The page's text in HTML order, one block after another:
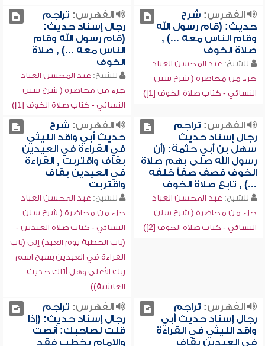
الفهرس: شرح
حديث: (قام رسول الله
وقام الناس معه ...) ,
صلاة الخوف
للشيخ: عبد المحسن العباد
جزء من محاضرة ( شرح سنن
النسائي - كتاب صلاة الخوف [1])
الفهرس: تراجم
رجال إسناد حديث:
(قام رسول الله وقام
الناس معه ...) , صلاة
الخوف
للشيخ: عبد المحسن العباد
جزء من محاضرة ( شرح سنن
النسائي - كتاب صلاة الخوف [1])
الفهرس: تراجم
رجال إسناد حديث
سهل بن أبي حثمة: (أن
رسول الله صلى بهم صلاة
الخوف فصف صفاً خلفه
...) , تابع صلاة الخوف
للشيخ: عبد المحسن العباد
جزء من محاضرة ( شرح سنن
النسائي - كتاب صلاة الخوف [2])
الفهرس: شرح
حديث أبي واقد الليثي
في القراءة في العيدين
بقاف واقتربت , القراءة
في العيدين بقاف
واقتربت
للشيخ: عبد المحسن العباد
جزء من محاضرة ( شرح سنن
النسائي - كتاب صلاة العيدين -
(باب الخطبة يوم العيد) إلى (باب
القراءة في العيدين بسبح اسم
ربك الأعلى وهل أتاك حديث
الغاشية))
الفهرس: تراجم
رجال إسناد حديث أبي
واقد الليثي في القراءة
في العيدين بقاف
الفهرس: تراجم
رجال إسناد حديث: (إذا
قلت لصاحبك: أنصت
والإمام يخطب فقد